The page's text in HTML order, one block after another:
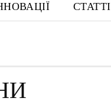
СТАТТІ